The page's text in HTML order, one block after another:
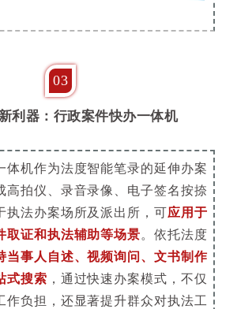
03
利器：行政案件快办一体机
体机作为法度智能笔录的延伸办案
高拍仪、录音录像、电子签名按捺
执法办案场所及派出所，可应用于
取证和执法辅助等场景。依托法度
当事人自述、视频询问、文书制作
式搜索 ，通过快速办案模式，不仅
作负担，还显著提升群众对执法工